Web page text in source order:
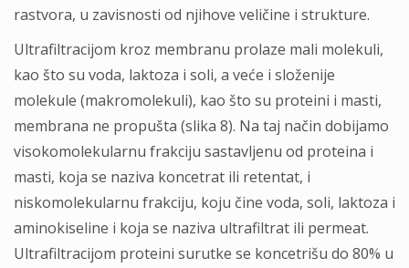
rastvora, u zavisnosti od njihove veličine i strukture.
Ultrafiltracijom kroz membranu prolaze mali molekuli,
kao što su voda, laktoza i soli, a veće i složenije
molekule (makromolekuli), kao što su proteini i masti,
membrana ne propušta (slika 8). Na taj način dobijamo
visokomolekularnu frakciju sastavljenu od proteina i
masti, koja se naziva koncetrat ili retentat, i
niskomolekularnu frakciju, koju čine voda, soli, laktoza i
aminokiseline i koja se naziva ultrafiltrat ili permeat.
Ultrafiltracijom proteini surutke se koncetrišu do 80% u